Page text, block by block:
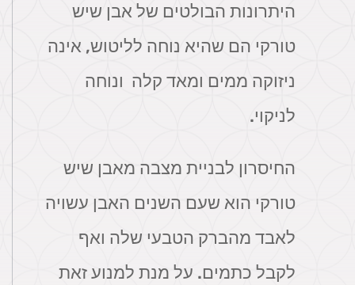
היתרונות הבולטים של אבן שיש
טורקי הם שהיא נוחה לליטוש, אינה
ניזוקה ממים ומאד קלה ונוחה
לניקוי.
החיסרון לבניית מצבה מאבן שיש
טורקי הוא שעם השנים האבן עשויה
לאבד מהברק הטבעי שלה ואף
לקבל כתמים. על מנת למנוע זאת